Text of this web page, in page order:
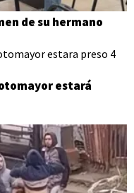
de su hermano
estará